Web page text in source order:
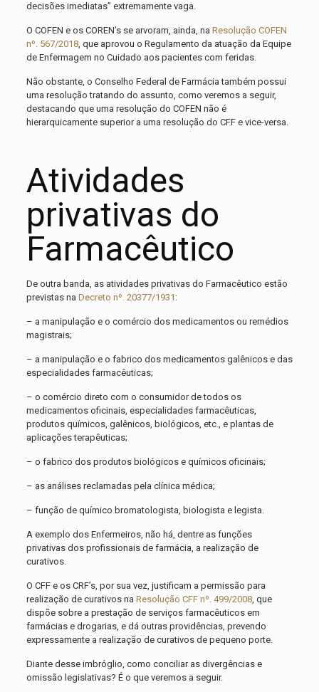
decisões imediatas” extremamente vaga.
O COFEN e os COREN’s se arvoram, ainda, na Resolução COFEN
nº. 567/2018, que aprovou o Regulamento da atuação da Equipe
de Enfermagem no Cuidado aos pacientes com feridas.
Não obstante, o Conselho Federal de Farmácia também possui
uma resolução tratando do assunto, como veremos a seguir,
destacando que uma resolução do COFEN não é
hierarquicamente superior a uma resolução do CFF e vice-versa.
Atividades
privativas do
Farmacêutico
De outra banda, as atividades privativas do Farmacêutico estão
previstas na Decreto nº. 20377/1931 :
– a manipulação e o comércio dos medicamentos ou remédios
magistrais;
– a manipulação e o fabrico dos medicamentos galênicos e das
especialidades farmacêuticas;
– o comércio direto com o consumidor de todos os
medicamentos oficinais, especialidades farmacêuticas,
produtos químicos, galênicos, biológicos, etc., e plantas de
aplicações terapêuticas;
– o fabrico dos produtos biológicos e químicos oficinais;
– as análises reclamadas pela clínica médica;
– função de químico bromatologista, biologista e legista.
A exemplo dos Enfermeiros, não há, dentre as funções
privativas dos profissionais de farmácia, a realização de
curativos.
O CFF e os CRF’s, por sua vez, justificam a permissão para
realização de curativos na Resolução CFF nº. 499/2008, que
dispõe sobre a prestação de serviços farmacêuticos em
farmácias e drogarias, e dá outras providências, prevendo
expressamente a realização de curativos de pequeno porte.
Diante desse imbróglio, como conciliar as divergências e
omissão legislativas? É o que veremos a seguir.